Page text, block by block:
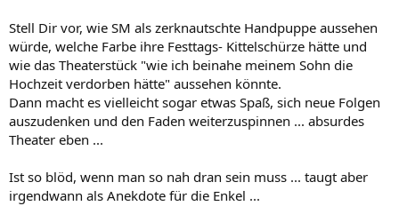
Stell Dir vor, wie SM als zerknautschte Handpuppe aussehen
würde, welche Farbe ihre Festtags- Kittelschürze hätte und
wie das Theaterstück "wie ich beinahe meinem Sohn die
Hochzeit verdorben hätte" aussehen könnte.
Dann macht es vielleicht sogar etwas Spaß, sich neue Folgen
auszudenken und den Faden weiterzuspinnen ... absurdes
Theater eben ...
Ist so blöd, wenn man so nah dran sein muss ... taugt aber
irgendwann als Anekdote für die Enkel ...